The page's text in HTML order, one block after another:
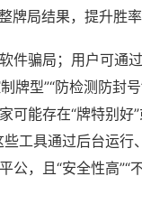
牌局结果，提升胜率
件骗局；用户可通
牌型”“防检测防封
可能存在“牌特别好
些工具通过后台运行
公，且“安全性高”“不